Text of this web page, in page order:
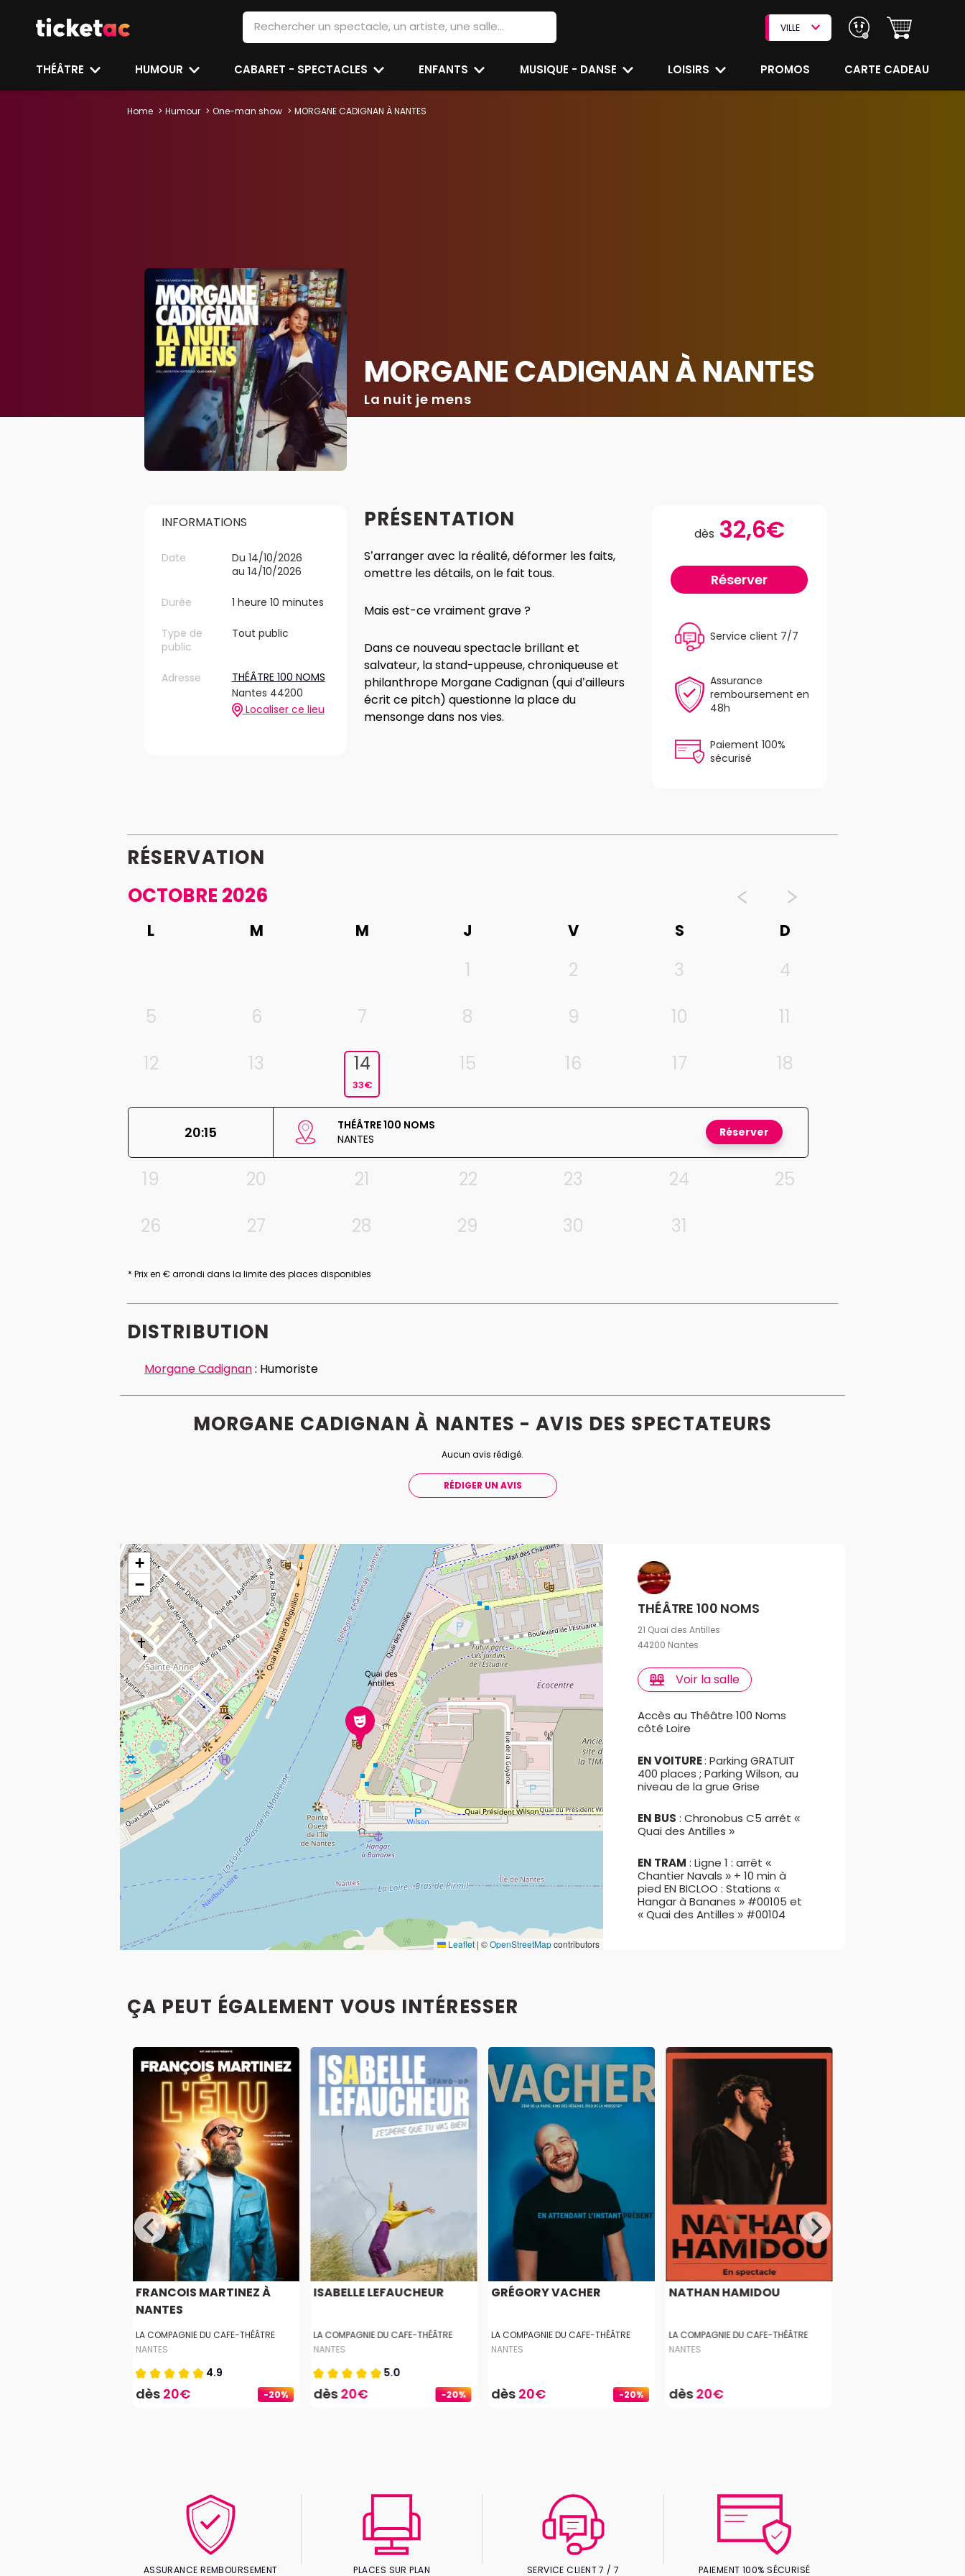
VILLE
THÉÂTRE HUMOUR CABARET - SPECTACLES ENFANTS MUSIQUE - DANSE LOISIRS PROMOS CARTE CADEAU
Home Humour One-man show MORGANE CADIGNAN À NANTES
MORGANE CADIGNAN À NANTES
La nuit je mens
INFORMATIONS
Date
Du 14/10/2026
au 14/10/2026
Durée 1 heure 10 minutes
Type de
public
Tout public
Adresse
THÉÂTRE 100 NOMS
Nantes 44200
Localiser ce lieu
PRÉSENTATION
S’arranger avec la réalité, déformer les faits,
omettre les détails, on le fait tous.
Mais est-ce vraiment grave ?
Dans ce nouveau spectacle brillant et
salvateur, la stand-uppeuse, chroniqueuse et
philanthrope Morgane Cadignan (qui d’ailleurs
écrit ce pitch) questionne la place du
mensonge dans nos vies.
dès 32,6€
Réserver
Service client 7/7
Assurance
remboursement en
48h
Paiement 100%
sécurisé
RÉSERVATION
OCTOBRE 2026
L M M J V S D
1 2 3
4
5
6 7 8 9 10
11
12
13 14
33€
15 16 17 18
20:15
THÉÂTRE 100 NOMS
NANTES
Réserver
19 20 21 22 23 24
25
26
27 28 29 30 31
* Prix en € arrondi dans la limite des places disponibles
DISTRIBUTION
Morgane Cadignan: Humoriste
MORGANE CADIGNAN À NANTES - AVIS DES SPECTATEURS
Aucun avis rédigé.
RÉDIGER UN AVIS
+
−
Leaflet | ©OpenStreetMapcontributors
THÉÂTRE 100 NOMS
21 Quai des Antilles
44200 Nantes
Voir la salle
Accès au Théâtre 100 Noms
côté Loire
EN VOITURE: Parking GRATUIT
400 places ; Parking Wilson, au
niveau de la grue Grise
EN BUS : Chronobus C5 arrêt «
Quai des Antilles »
EN TRAM : Ligne 1 : arrêt «
Chantier Navals » + 10 min à
pied EN BICLOO : Stations «
Hangar à Bananes » #00105 et
« Quai des Antilles » #00104
ÇA PEUT ÉGALEMENT VOUS INTÉRESSER
-20%
FRANCOIS MARTINEZ À
NANTES
LA COMPAGNIE DU CAFE-THÉÂTRE
NANTES
4.9
dès 20€ -20%
ISABELLE LEFAUCHEUR
LA COMPAGNIE DU CAFE-THÉÂTRE
NANTES
5.0
dès20€ -20%
GRÉGORY VACHER
LA COMPAGNIE DU CAFE-THÉÂTRE
NANTES
dès 20€
NATHAN HAMIDOU
LA COMPAGNIE DU CAFE-THÉÂTRE
NANTES
dès20€
ASSURANCE REMBOURSEMENT
PLACES SUR PLAN SERVICE CLIENT 7 / 7 PAIEMENT 100% SÉCURISÉ